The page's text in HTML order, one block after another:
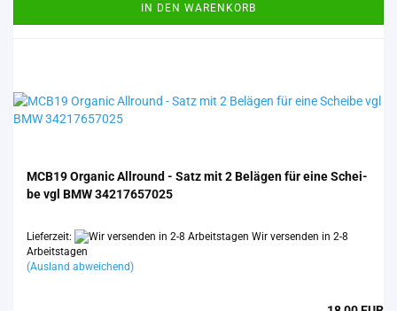
IN DEN WARENKORB
MCB19 Or­ga­nic All­round - Satz mit 2 Be­lä­gen für eine Schei­
be vgl BMW 34217657025
Lieferzeit:
Wir versenden in 2-8
Arbeitstagen
(Ausland abweichend)